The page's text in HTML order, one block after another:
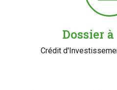
Dossier
Crédit